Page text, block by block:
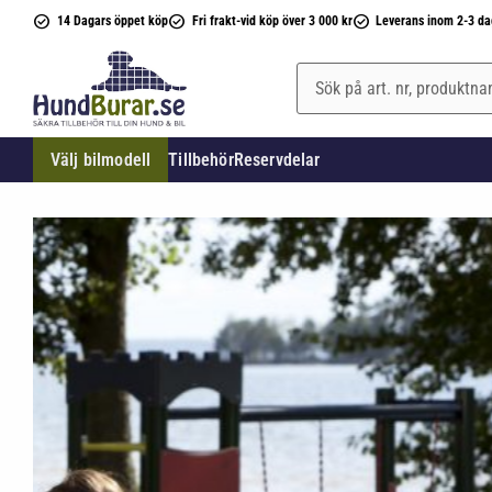
14 Dagars öppet köp Fri frakt-vid köp över 3 000 kr Leverans inom 2-3
Välj bilmodell TillbehörReservdelar